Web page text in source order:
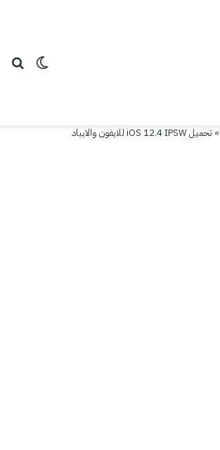
الوضع
» تحميل iOS 12.4 IPSW للايفون والايباد